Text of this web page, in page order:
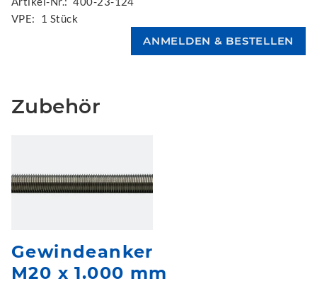
VPE:
1 Stück
Zubehör
Gewindeanker
M20 x 1.000 mm